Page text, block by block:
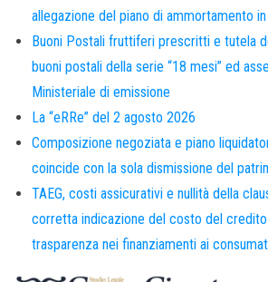
allegazione del piano di ammortamento
Buoni Postali fruttiferi prescritti e tutela
buoni postali della serie “18 mesi” ed
Ministeriale di emissione
La “eRRe” del 2 agosto 2026
Composizione negoziata e piano
coincide con la sola dismissione del
TAEG, costi assicurativi e nullità della
corretta indicazione del costo del
trasparenza nei finanziamenti ai